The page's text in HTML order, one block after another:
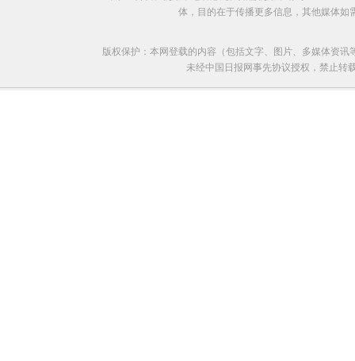
体，目的在于传播更多信息，其他媒体
版权保护：本网登载的内容（包括文字、图片、多媒体资
未经中国日报网事先协议授权，禁止转